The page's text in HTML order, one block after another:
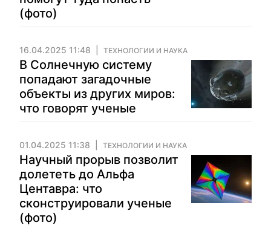
(фото)
16.04.2025 11:48 ТЕХНОЛОГИИ И НАУКА
В Солнечную систему
попадают загадочные
объекты из других миров:
что говорят ученые
01.04.2025 11:38 ТЕХНОЛОГИИ И НАУКА
Научный прорыв позволит
долететь до Альфа
Центавра: что
сконструировали ученые
(фото)